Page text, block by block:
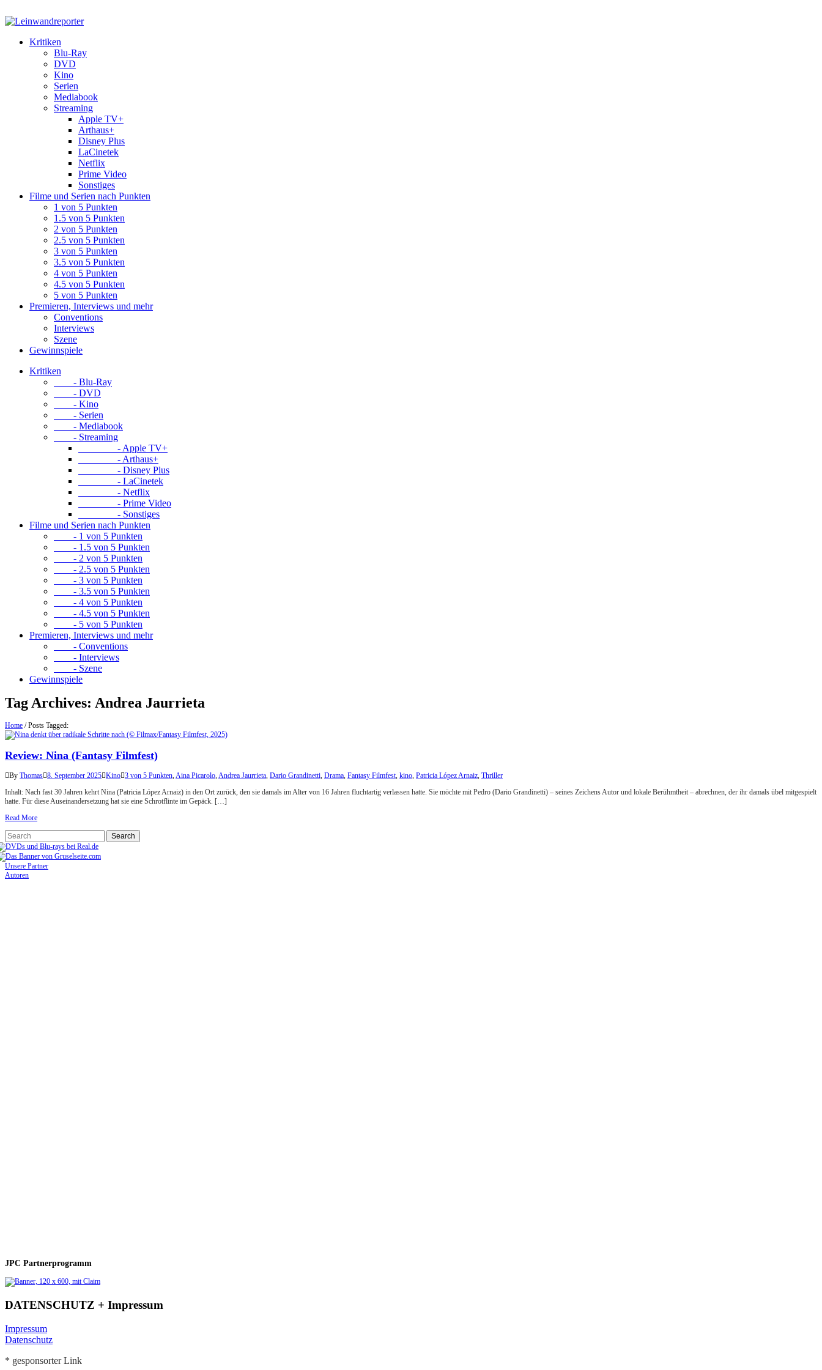
Kritiken
Blu-Ray
DVD
Kino
Serien
Mediabook
Streaming
Apple TV+
Arthaus+
Disney Plus
LaCinetek
Netflix
Prime Video
Sonstiges
Filme und Serien nach Punkten
1 von 5 Punkten
1.5 von 5 Punkten
2 von 5 Punkten
2.5 von 5 Punkten
3 von 5 Punkten
3.5 von 5 Punkten
4 von 5 Punkten
4.5 von 5 Punkten
5 von 5 Punkten
Premieren, Interviews und mehr
Conventions
Interviews
Szene
Gewinnspiele
Kritiken
- Blu-Ray
- DVD
- Kino
- Serien
- Mediabook
- Streaming
- Apple TV+
- Arthaus+
- Disney Plus
- LaCinetek
- Netflix
- Prime Video
- Sonstiges
Filme und Serien nach Punkten
- 1 von 5 Punkten
- 1.5 von 5 Punkten
- 2 von 5 Punkten
- 2.5 von 5 Punkten
- 3 von 5 Punkten
- 3.5 von 5 Punkten
- 4 von 5 Punkten
- 4.5 von 5 Punkten
- 5 von 5 Punkten
Premieren, Interviews und mehr
- Conventions
- Interviews
- Szene
Gewinnspiele
Tag Archives: Andrea Jaurrieta
Home /Posts Tagged:
Review: Nina (Fantasy Filmfest)
By Thomas 8. September 2025 Kino 3 von 5 Punkten,Aina Picarolo,Andrea Jaurrieta, Dario Grandinetti, Drama, Fantasy Filmfest, kino, Patricia López Arnaiz, Thriller
Inhalt: Nach fast 30 Jahren kehrt Nina (Patricia López Arnaiz) in den Ort zurück, den sie damals im Alter von 16 Jahren fluchtartig verlassen hatte. Sie möchte mit Pedro (Dario Grandinetti) – seines Zeichens Autor und lokale Berühmtheit – abrechnen, der ihr damals übel mitgespielt
hatte. Für diese Auseinandersetzung hat sie eine Schrotflinte im Gepäck. […]
Read More
Unsere Partner
Autoren
JPC Partnerprogramm
DATENSCHUTZ + Impressum
Impressum
Datenschutz
* gesponsorter Link